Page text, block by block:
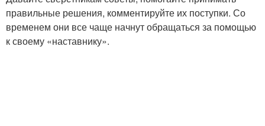
правильные решения, комментируйте их поступки. Со
временем они все чаще начнут обращаться за помощью
к своему «наставнику».